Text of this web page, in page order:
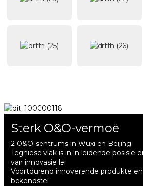
Sterk O&O-vermoë
2 O&O-sentrums in Wuxi en Beijing
Tegniese vlak is in 'n leidende posisie
van innovasie lei
Voortdurend innoverende produkte
bekendstel